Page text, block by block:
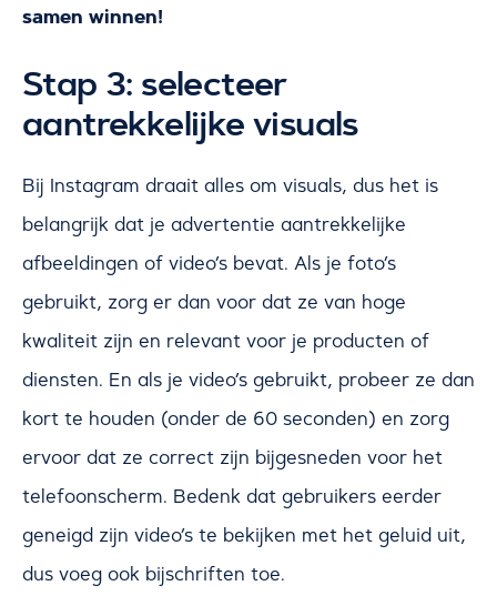
samen winnen!
Stap 3: selecteer
aantrekkelijke visuals
Bij Instagram draait alles om visuals, dus het is
belangrijk dat je advertentie aantrekkelijke
afbeeldingen of video’s bevat. Als je foto’s
gebruikt, zorg er dan voor dat ze van hoge
kwaliteit zijn en relevant voor je producten of
diensten. En als je video’s gebruikt, probeer ze dan
kort te houden (onder de 60 seconden) en zorg
ervoor dat ze correct zijn bijgesneden voor het
telefoonscherm. Bedenk dat gebruikers eerder
geneigd zijn video’s te bekijken met het geluid uit,
dus voeg ook bijschriften toe.